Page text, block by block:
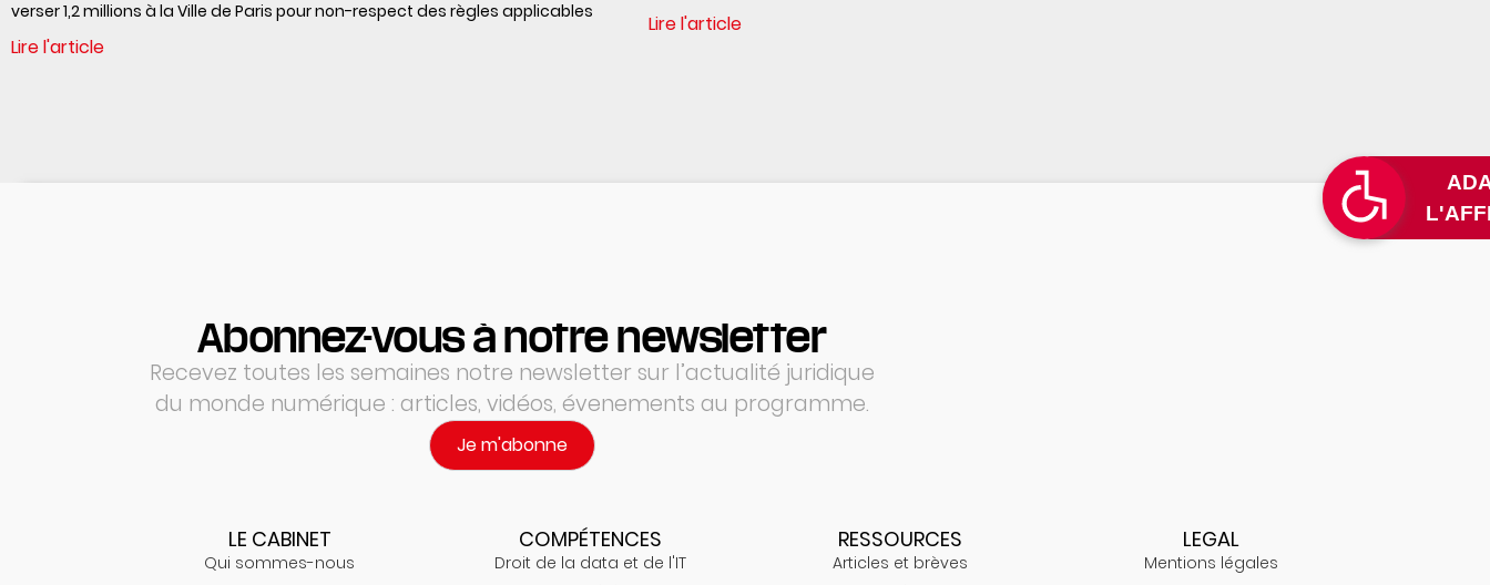
verser 1,2 millions à la Ville de Paris pour non-respect des règles applicables
Lire l'article
Lire l'article
Abonnez-vous à notre newsletter
Recevez toutes les semaines notre newsletter sur l’actualité juridique
du monde numérique : articles, vidéos, évenements au programme.
Je m'abonne
LE CABINET
Qui sommes-nous
COMPÉTENCES
Droit de la data et de l'IT
RESSOURCES
Articles et brèves
LEGAL
Mentions légales